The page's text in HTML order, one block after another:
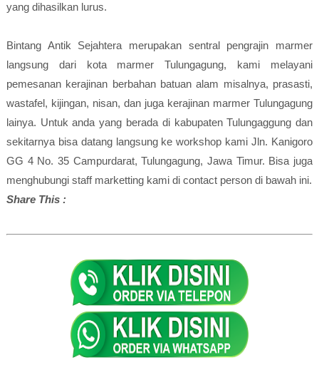
yang dihasilkan lurus.
Bintang Antik Sejahtera merupakan sentral pengrajin marmer
langsung dari kota marmer Tulungagung, kami melayani
pemesanan kerajinan berbahan batuan alam misalnya, prasasti,
wastafel, kijingan, nisan, dan juga kerajinan marmer Tulungagung
lainya. Untuk anda yang berada di kabupaten Tulungaggung dan
sekitarnya bisa datang langsung ke workshop kami Jln. Kanigoro
GG 4 No. 35 Campurdarat, Tulungagung, Jawa Timur. Bisa juga
menghubungi staff marketting kami di contact person di bawah ini.
Share This :